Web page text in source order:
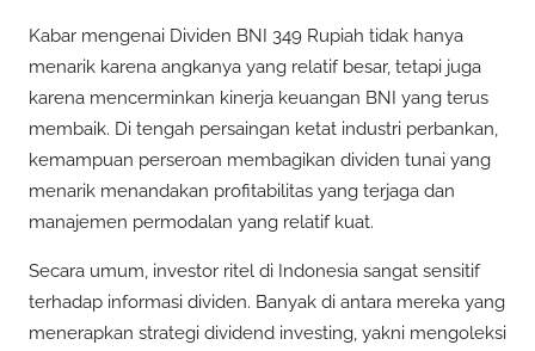
Kabar mengenai Dividen BNI 349 Rupiah tidak hanya
menarik karena angkanya yang relatif besar, tetapi juga
karena mencerminkan kinerja keuangan BNI yang terus
membaik. Di tengah persaingan ketat industri perbankan,
kemampuan perseroan membagikan dividen tunai yang
menarik menandakan profitabilitas yang terjaga dan
manajemen permodalan yang relatif kuat.
Secara umum, investor ritel di Indonesia sangat sensitif
terhadap informasi dividen. Banyak di antara mereka yang
menerapkan strategi dividend investing, yakni mengoleksi